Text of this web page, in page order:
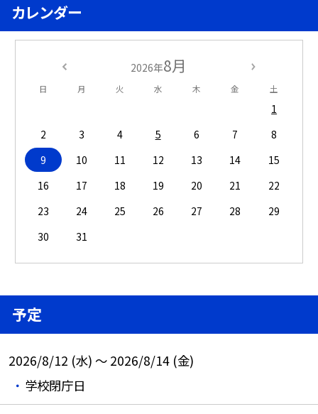
カレンダー
2026年8月
日 月 火 水 木 金 土
1
2
3 4 5 6 7
8
9
10 11 12 13 14
15
16
17 18 19 20 21
22
23
24 25 26 27 28
29
30
31
予定
2026/8/12 (水) ～ 2026/8/14 (金)
学校閉庁日